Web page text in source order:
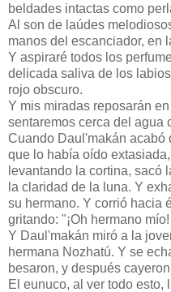
beldades intactas como
Al son de laúdes
manos del escanciador, en
Y aspiraré todos los
delicada saliva de los
rojo obscuro.
Y mis miradas reposarán
sentaremos cerca del agua
Cuando Daul'makán acabó
que lo había oído
levantando la cortina, sacó
la claridad de la luna. Y
su hermano. Y corrió hacia
gritando: "¡Oh hermano
Y Daul'makán miró a la
hermana Nozhatú. Y se
besaron, y después
El eunuco, al ver todo esto,